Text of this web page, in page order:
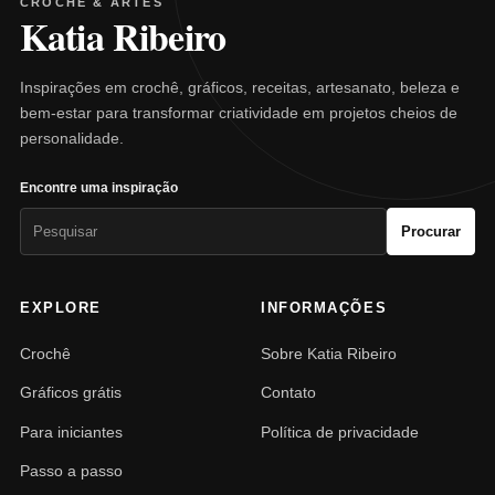
Katia Ribeiro
Inspirações em crochê, gráficos, receitas, artesanato, beleza e
bem-estar para transformar criatividade em projetos cheios de
personalidade.
Encontre uma inspiração
Procurar
EXPLORE
Crochê
Gráficos grátis
Para iniciantes
Passo a passo
INFORMAÇÕES
Sobre Katia Ribeiro
Contato
Política de privacidade